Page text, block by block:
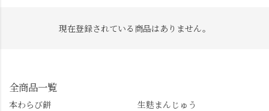
現在登録されている商品はありません。
全商品一覧
本わらび餅
生麩まんじゅう